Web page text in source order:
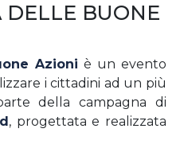
DELLE BUONE
Azioni è un evento
i cittadini ad un più
della campagna di
, progettata e realizzata